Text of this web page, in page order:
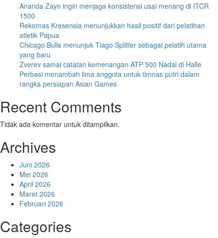
Ananda Zayn ingin menjaga konsistensi usai menang di ITCR
1500
Rekornas Kresensia menunjukkan hasil positif dari pelatihan
atletik Papua
Chicago Bulls menunjuk Tiago Splitter sebagai pelatih utama
yang baru
Zverev samai catatan kemenangan ATP 500 Nadal di Halle
Perbasi menambah lima anggota untuk timnas putri dalam
rangka persiapan Asian Games
Recent Comments
Tidak ada komentar untuk ditampilkan.
Archives
Juni 2026
Mei 2026
April 2026
Maret 2026
Februari 2026
Categories